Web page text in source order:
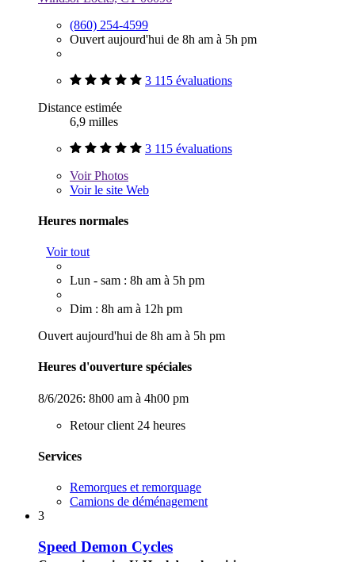
(860) 254-4599
Ouvert aujourd'hui de 8h am à 5h pm
3 115 évaluations
Distance estimée
6,9 milles
3 115 évaluations
VoirPhotos
Voir le site Web
Heures normales
Voir tout
Lun - sam : 8h am à 5h pm
Dim : 8h am à 12h pm
Ouvert aujourd'hui de 8h am à 5h pm
Heures d'ouverture spéciales
8/6/2026: 8h00 am à 4h00 pm
Retour client 24 heures
Services
Remorques et remorquage
Camions de déménagement
3
Speed Demon Cycles